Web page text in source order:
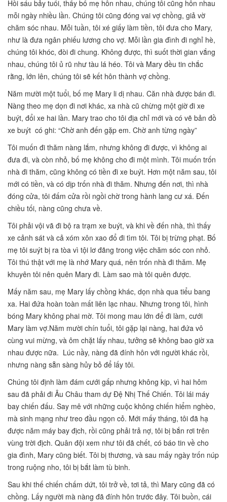
Hồi sáu bảy tuổi, thấy bố mẹ hôn nhau, chúng tôi cũng hôn nhau
mỗi ngày nhiều lần. Chúng tôi cũng đóng vai vợ chồng, giả vờ
chăm sóc nhau. Mỗi tuần, tôi xé giấy làm tiền, tôi đưa cho Mary,
như là đưa ngân phiếu lương cho vợ. Mỗi lần gia đình đi nghỉ hè,
chúng tôi khóc, đòi đi chung. Không được, thì suốt thời gian vắng
nhau, chúng tôi ủ rũ như tàu lá héo. Tôi và Mary đều tin chắc
rằng, lớn lên, chúng tôi sẽ kết hôn thành vợ chồng.
Năm mười một tuổi, bố mẹ Mary li dị nhau. Căn nhà được bán đi.
Nàng theo mẹ dọn đi nơi khác, xa nhà cũ chừng một giờ đi xe
buýt, đổi xe hai lần. Mary trao cho tôi địa chỉ mới và có vẽ bản đồ
xe buýt có ghi: “Chờ anh đến gặp em. Chờ anh từng ngày”
Tôi muốn đi thăm nàng lắm, nhưng không đi được, vì không ai
đưa đi, và còn nhỏ, bố mẹ không cho đi một mình. Tôi muốn trốn
nhà đi thăm, cũng không có tiền đi xe buýt. Hơn một năm sau, tôi
mới có tiền, và có dịp trốn nhà đi thăm. Nhưng đến nơi, thì nhà
đóng cửa, tôi đấm cửa rồi ngồi chờ trong hành lang cư xá. Đến
chiều tối, nàng cũng chưa về.
Tôi phải vội vã đi bộ ra trạm xe buýt, và khi về đến nhà, thì thấy
xe cảnh sát và cả xóm xôn xao đổ đi tìm tôi. Tôi bị trừng phạt. Bố
mẹ tôi suýt bị ra tòa vì tội lơ đãng trong việc chăm sóc con nhỏ.
Tôi thú thật với mẹ là nhớ Mary quá, nên trốn nhà đi thăm. Mẹ
khuyên tôi nên quên Mary đi. Làm sao mà tôi quên được.
Mấy năm sau, mẹ Mary lấy chồng khác, dọn nhà qua tiểu bang
xa. Hai đứa hoàn toàn mất liên lạc nhau. Nhưng trong tôi, hình
bóng Mary không phai mờ. Tôi mong mau lớn để đi làm, cưới
Mary làm vợ.Năm mười chín tuổi, tôi gặp lại nàng, hai đứa vô
cùng vui mừng, và ôm chặt lấy nhau, tưởng sẽ không bao giờ xa
nhau được nữa. Lúc nầy, nàng đã đính hôn với người khác rồi,
nhưng nàng sẵn sàng hủy bỏ để lấy tôi.
Chúng tôi định làm đám cưới gấp nhưng không kịp, vì hai hôm
sau đã phải đi Âu Châu tham dự Đệ Nhị Thế Chiến. Tôi lái máy
bay chiến đấu. Say mê với những cuộc không chiến hiểm nghèo,
mà sinh mạng như treo đầu ngọn cỏ. Mới mấy tháng, tôi đã hạ
được năm máy bay địch, rồi cũng phải trả nợ, tôi bị bắn rơi trên
vùng trời địch. Quân đội xem như tôi đã chết, có báo tin về cho
gia đình, Mary cũng biết. Tôi bị thương, và sau mấy ngày trốn núp
trong ruộng nho, tôi bị bắt làm tù binh.
Sau khi thế chiến chấm dứt, tôi trở về, tơi tả, thì Mary cũng đã có
chồng. Lấy người mà nàng đã đính hôn trước đây. Tôi buồn, cái